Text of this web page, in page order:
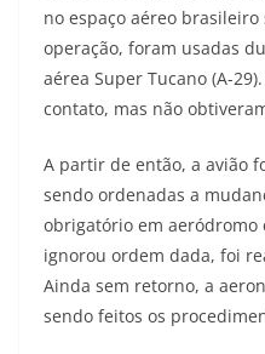
no espaço aéreo
operação, foram usadas
aérea Super Tucano (A-
contato, mas não
A partir de então, a avião
sendo ordenadas a
obrigatório em aeródromo
ignorou ordem dada, foi
Ainda sem retorno, a
sendo feitos os